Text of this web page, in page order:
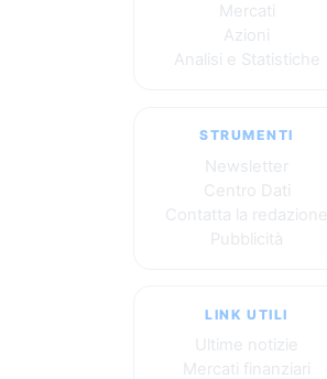
Mercati
Azioni
Analisi e Statistiche
STRUMENTI
Newsletter
Centro Dati
Contatta la redazione
Pubblicità
LINK UTILI
Ultime notizie
Mercati finanziari